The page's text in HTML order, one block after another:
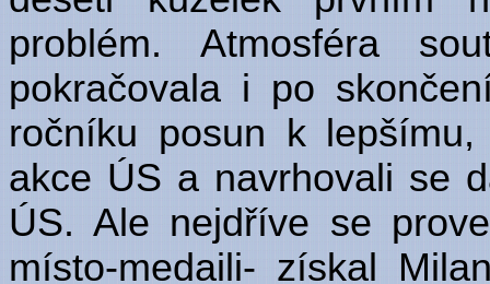
problém. Atmosféra
pokračovala i po
ročníku posun k
akce ÚS a navrhovali se
ÚS. Ale nejdříve se
místo-medaili- získal